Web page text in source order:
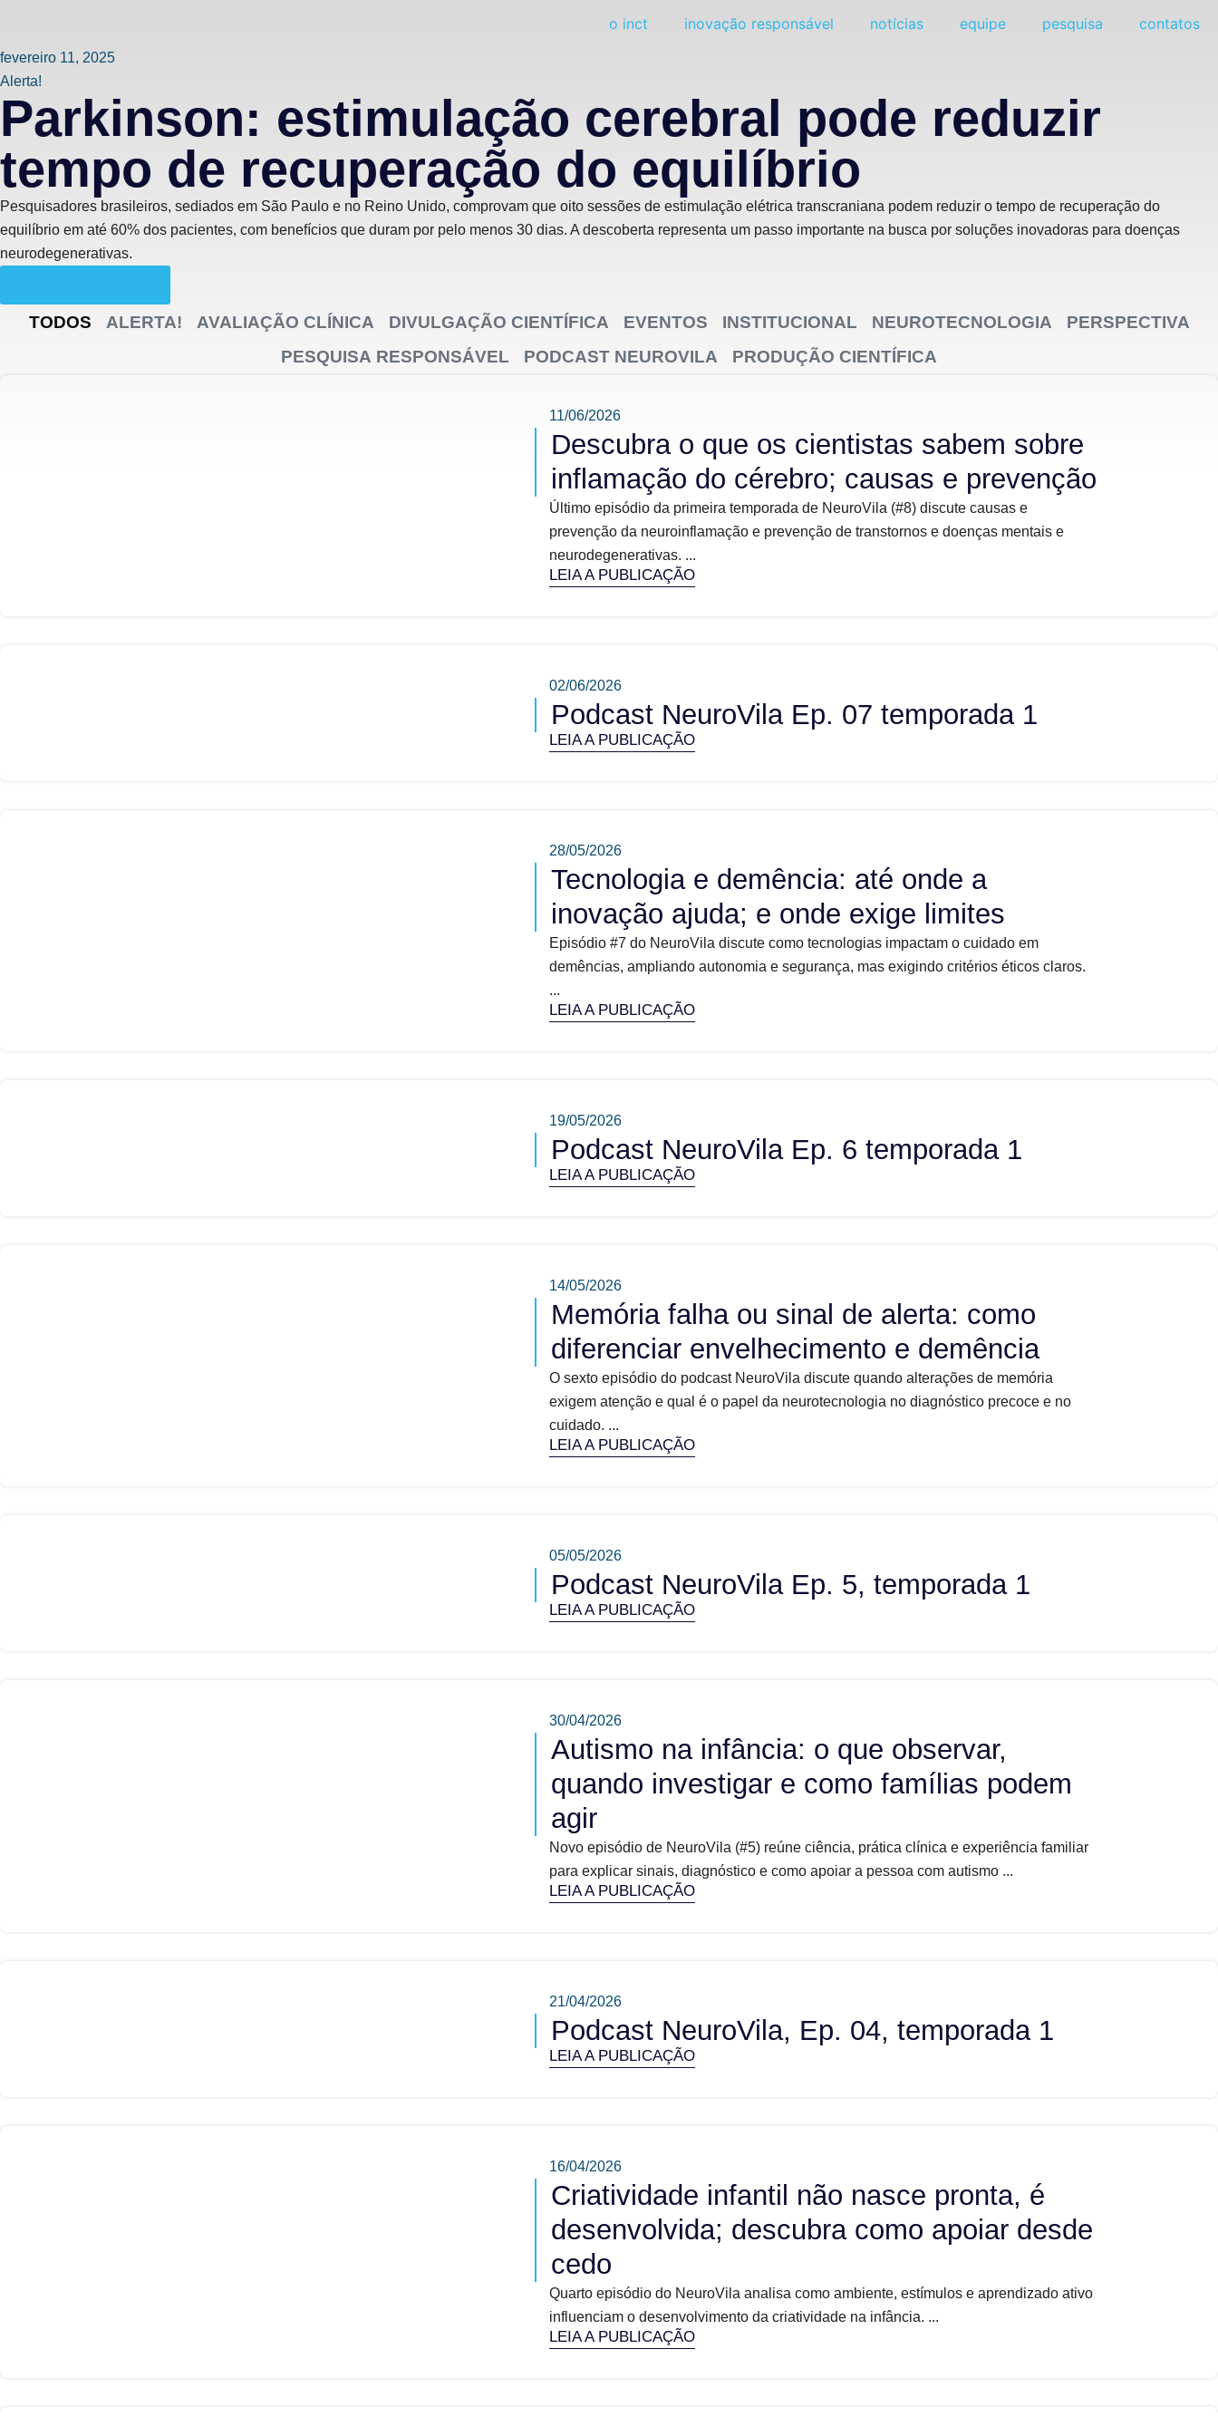
o inct inovação responsável notícias equipe pesquisa contatos
fevereiro 11, 2025
Alerta!
Parkinson: estimulação cerebral pode reduzir
tempo de recuperação do equilíbrio
Pesquisadores brasileiros, sediados em São Paulo e no Reino Unido, comprovam que oito sessões de estimulação elétrica transcraniana podem reduzir o tempo de recuperação do
equilíbrio em até 60% dos pacientes, com benefícios que duram por pelo menos 30 dias. A descoberta representa um passo importante na busca por soluções inovadoras para doenças
neurodegenerativas.
ALERTA!
AVALIAÇÃO CLÍNICA DIVULGAÇÃO CIENTÍFICA EVENTOS INSTITUCIONAL NEUROTECNOLOGIA
PERSPECTIVA
PESQUISA RESPONSÁVEL
PODCAST NEUROVILA PRODUÇÃO CIENTÍFICA
TODOS
11/06/2026
Descubra o que os cientistas sabem sobre
inflamação do cérebro; causas e prevenção
Último episódio da primeira temporada de NeuroVila (#8) discute causas e
prevenção da neuroinflamação e prevenção de transtornos e doenças mentais e
neurodegenerativas. ...
LEIA A PUBLICAÇÃO
02/06/2026
Podcast NeuroVila Ep. 07 temporada 1
LEIA A PUBLICAÇÃO
28/05/2026
Tecnologia e demência: até onde a
inovação ajuda; e onde exige limites
Episódio #7 do NeuroVila discute como tecnologias impactam o cuidado em
demências, ampliando autonomia e segurança, mas exigindo critérios éticos claros.
...
LEIA A PUBLICAÇÃO
19/05/2026
Podcast NeuroVila Ep. 6 temporada 1
LEIA A PUBLICAÇÃO
14/05/2026
Memória falha ou sinal de alerta: como
diferenciar envelhecimento e demência
O sexto episódio do podcast NeuroVila discute quando alterações de memória
exigem atenção e qual é o papel da neurotecnologia no diagnóstico precoce e no
cuidado. ...
LEIA A PUBLICAÇÃO
05/05/2026
Podcast NeuroVila Ep. 5, temporada 1
LEIA A PUBLICAÇÃO
30/04/2026
Autismo na infância: o que observar,
quando investigar e como famílias podem
agir
Novo episódio de NeuroVila (#5) reúne ciência, prática clínica e experiência familiar
para explicar sinais, diagnóstico e como apoiar a pessoa com autismo ...
LEIA A PUBLICAÇÃO
21/04/2026
Podcast NeuroVila, Ep. 04, temporada 1
LEIA A PUBLICAÇÃO
16/04/2026
Criatividade infantil não nasce pronta, é
desenvolvida; descubra como apoiar desde
cedo
Quarto episódio do NeuroVila analisa como ambiente, estímulos e aprendizado ativo
influenciam o desenvolvimento da criatividade na infância. ...
LEIA A PUBLICAÇÃO